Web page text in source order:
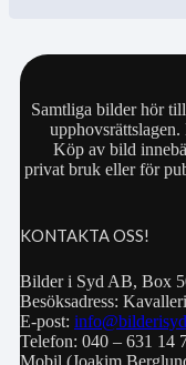
Samtliga bilder hör
Köp av bild
privat bruk eller för
KONTAKTA OSS!
Bilder i Syd AB, Box
Besöksadress:
E-post:
Telefon: 040 – 631 14